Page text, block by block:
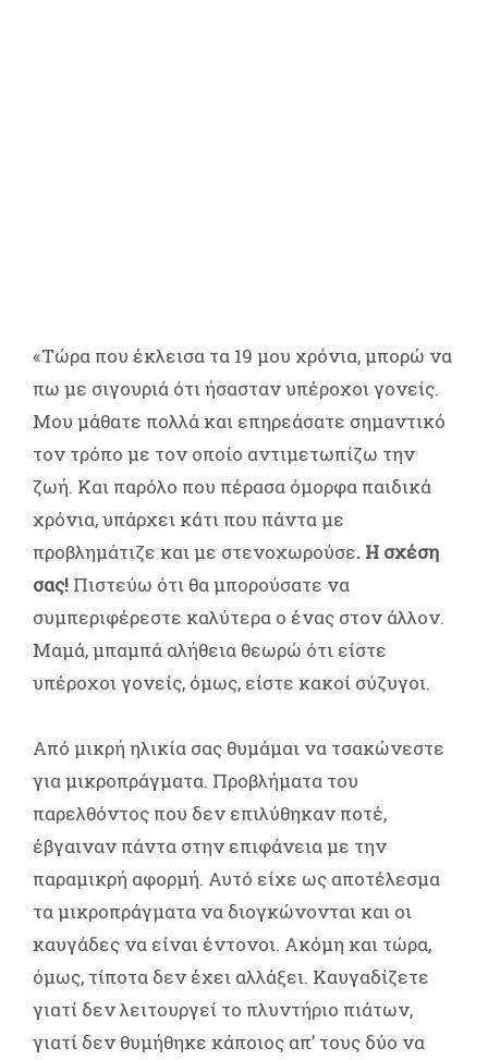
«Tώρα που έκλεισα τα 19 μου χρόνια, μπορώ να
πω με σιγουριά ότι ήσασταν υπέροχοι γονείς.
Mου μάθατε πολλά και επηρεάσατε σημαντικό
τον τρόπο με τον οποίο αντιμετωπίζω την
ζωή. Και παρόλο που πέρασα όμορφα παιδικά
χρόνια, υπάρχει κάτι που πάντα με
προβλημάτιζε και με στενοχωρούσε. Η σχέση
σας! Πιστεύω ότι θα μπορούσατε να
συμπεριφέρεστε καλύτερα ο ένας στον άλλον.
Μαμά, μπαμπά αλήθεια θεωρώ ότι είστε
υπέροχοι γονείς, όμως, είστε κακοί σύζυγοι.
Από μικρή ηλικία σας θυμάμαι να τσακώνεστε
για μικροπράγματα. Προβλήματα του
παρελθόντος που δεν επιλύθηκαν ποτέ,
έβγαιναν πάντα στην επιφάνεια με την
παραμικρή αφορμή. Αυτό είχε ως αποτέλεσμα
τα μικροπράγματα να διογκώνονται και οι
καυγάδες να είναι έντονοι. Ακόμη και τώρα,
όμως, τίποτα δεν έχει αλλάξει. Καυγαδίζετε
γιατί δεν λειτουργεί το πλυντήριο πιάτων,
γιατί δεν θυμήθηκε κάποιος απ’ τους δύο να